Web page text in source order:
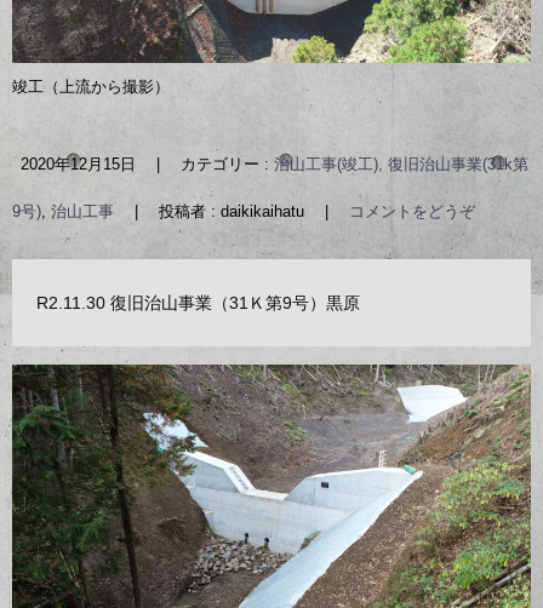
竣工（上流から撮影）
2020年12月15日 カテゴリー : 治山工事(竣工), 復旧治山事業(31k第
9号) 治山工事 投稿者 : daikikaihatu コメントをどうぞ
R2.11.30 復旧治山事業（31Ｋ第9号）黒原